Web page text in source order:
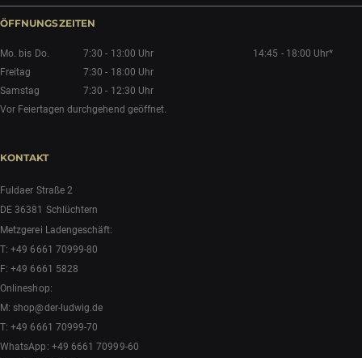
ÖFFNUNGSZEITEN
Mo. bis Do. 7:30 - 13:00 Uhr
14:45 - 18:00 Uhr*
Freitag
7:30 - 18:00 Uhr
Samstag
7:30 - 12:30 Uhr
Vor Feiertagen durchgehend geöffnet.
KONTAKT
Fuldaer Straße 2
DE 36381 Schlüchtern
Metzgerei Ladengeschäft:
T:+49 6661 70999-80
F: +49 6661 5828
Onlineshop:
M:shop@der-ludwig.de
T:+49 6661 70999-70
WhatsApp: +49 6661 70999-60